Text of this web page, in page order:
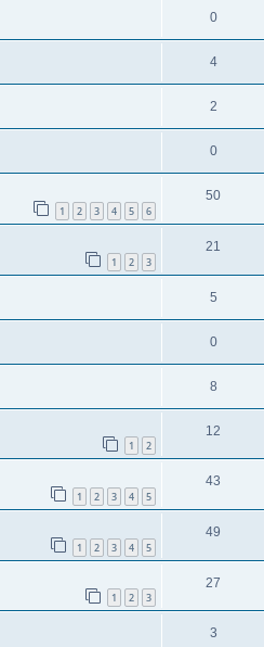
0
4
2
0
1 2 3 4 5 6
50
1 2 3
21
5
0
8
1 2
12
1 2 3 4 5
43
1 2 3 4 5
49
1 2 3
27
3